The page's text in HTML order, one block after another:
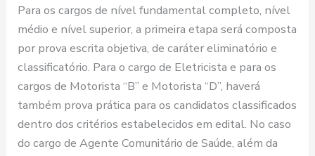
Para os cargos de nível fundamental completo, nível
médio e nível superior, a primeira etapa será composta
por prova escrita objetiva, de caráter eliminatório e
classificatório. Para o cargo de Eletricista e para os
cargos de Motorista “B” e Motorista “D”, haverá
também prova prática para os candidatos classificados
dentro dos critérios estabelecidos em edital. No caso
do cargo de Agente Comunitário de Saúde, além da